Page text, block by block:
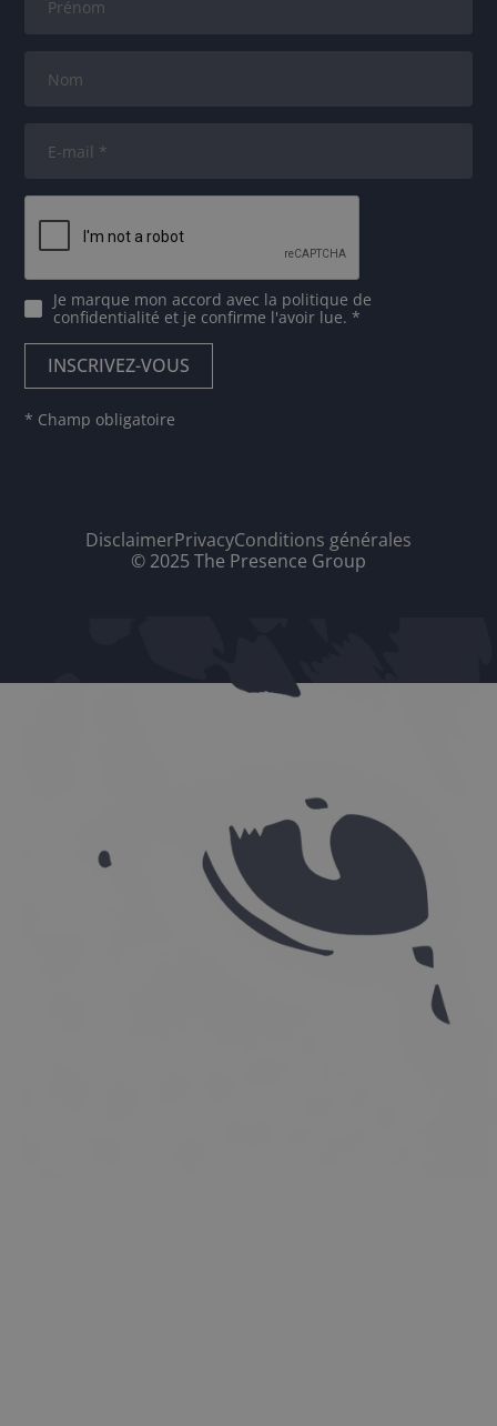
Je marque mon accord avec la politique de
confidentialité et je confirme l'avoir lue. *
* Champ obligatoire
DisclaimerPrivacyConditions générales
© 2025 The Presence Group